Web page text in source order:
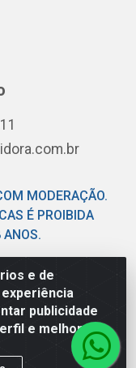
e de
publicidade
e melhorar a
MODERAÇÃO.
É PROIBIDA
ANOS.
Tim - Parque de
480 - CNPJ